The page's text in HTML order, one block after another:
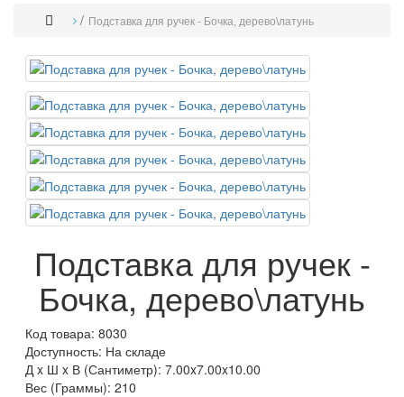
Подставка для ручек - Бочка, дерево\латунь
Подставка для ручек -
Бочка, дерево\латунь
Код товара: 8030
Доступность: На складе
Д x Ш x В (Сантиметр): 7.00x7.00x10.00
Вес (Граммы): 210